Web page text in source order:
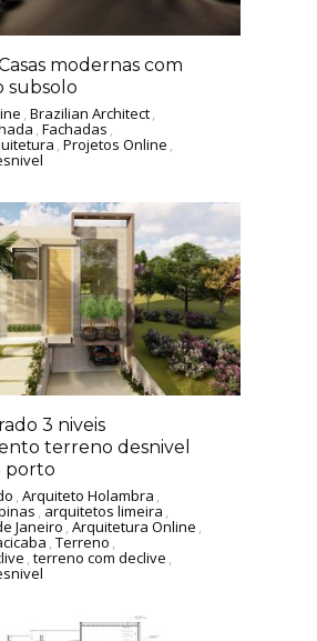
modernas com
subsolo
, Brazilian Architect,
, Fachadas ,
, Projetos Online ,
3 niveis
terreno desnivel
porto
, Arquiteto Holambra ,
,arquitetos limeira ,
Janeiro, Arquitetura Online ,
, Terreno ,
, terreno com declive ,